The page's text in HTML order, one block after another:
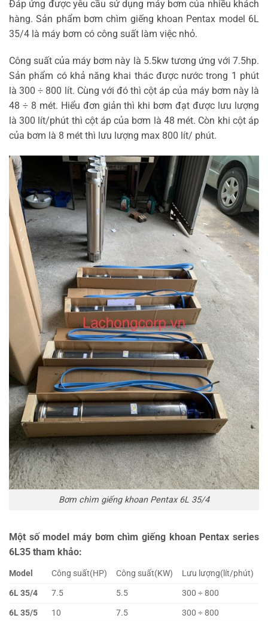
Đáp ứng được yêu cầu sử dụng máy bơm của nhiều khách
hàng. Sản phẩm bơm chìm giếng khoan Pentax model 6L
35/4 là máy bơm có công suất làm việc nhỏ.
Công suất của máy bơm này là 5.5kw tương ứng với 7.5hp.
Sản phẩm có khả năng khai thác được nước trong 1 phút
là 300 ÷ 800 lít. Cùng với đó thì cột áp của máy bơm này là
48 ÷ 8 mét. Hiểu đơn giản thì khi bơm đạt được lưu lượng
là 300 lít/phút thì cột áp của bơm là 48 mét. Còn khi cột áp
của bơm là 8 mét thì lưu lượng max 800 lít/ phút.
Bơm chìm giếng khoan Pentax 6L 35/4
Một số model máy bơm chìm giếng khoan Pentax series
6L35 tham khảo:
Model Công suất(HP) Công suất(KW) Lưu lượng(lít/phút)
6L 35/4
7.5 5.5 300 ÷ 800
6L 35/5
10 7.5 300 ÷ 800